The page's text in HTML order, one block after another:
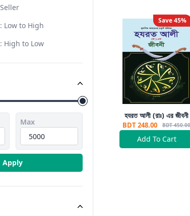
Low to High
High to Low
Max
Apply
Save45%
হযরত আলী (রাঃ) এর জীবনী
BDT 248.00 BDT 450.00
Add To Cart